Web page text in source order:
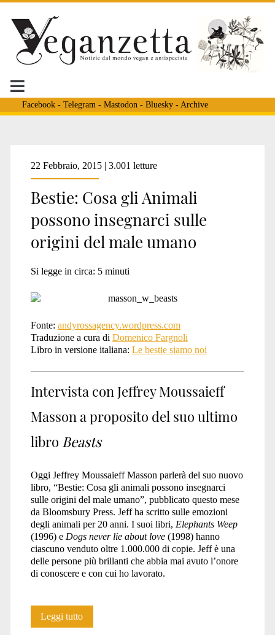
Facebook- Telegram - Mastodon - Bluesky- Archive
Tag:
<span>Auckland</
22 Febbraio, 2015 | 3.001 letture
Bestie: Cosa gli Animali
possono insegnarci sulle
origini del male umano
Si legge in circa: 5 minuti
Fonte: andyrossagency.wordpress.com
Traduzione a cura di Domenico Fargnoli
Libro in versione italiana: Le bestie siamo noi
Intervista con Jeffrey Moussaieff
Masson a proposito del suo ultimo
libro Beasts
Oggi Jeffrey Moussaieff Masson parlerà del suo nuovo
libro, “Bestie: Cosa gli animali possono insegnarci
sulle origini del male umano”, pubblicato questo mese
da Bloomsbury Press. Jeff ha scritto sulle emozioni
degli animali per 20 anni. I suoi libri, Elephants Weep
(1996) e Dogs never lie about love(1998) hanno
ciascuno venduto oltre 1.000.000 di copie. Jeff è una
delle persone più brillanti che abbia mai avuto l’onore
di conoscere e con cui ho lavorato.
Leggi tuttoBestie: